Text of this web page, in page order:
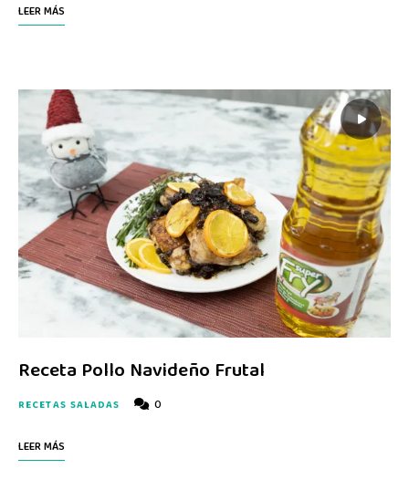
LEER MÁS
Receta Pollo Navideño Frutal
RECETAS SALADAS 0
LEER MÁS